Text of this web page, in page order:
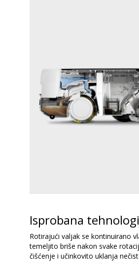
Isprobana
Rotirajući valjak se kontinuirano
temeljito briše nakon svake
čišćenje i učinkovito uklanja